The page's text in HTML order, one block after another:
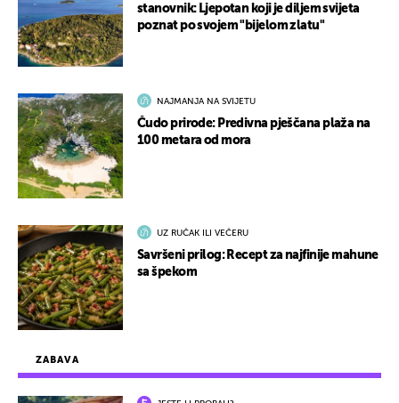
ZABAVA
stanovnik: Ljepotan koji je diljem svijeta
poznat po svojem "bijelom zlatu"
NAJMANJA NA SVIJETU
Čudo prirode: Predivna pješčana plaža na
100 metara od mora
UZ RUČAK ILI VEČERU
Savršeni prilog: Recept za najfinije mahune
sa špekom